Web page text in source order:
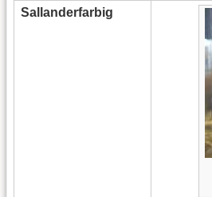
Sallanderfarbig